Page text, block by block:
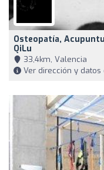
Osteopatía,
QiLu
33,4km, Valencia
Ver dirección y datos